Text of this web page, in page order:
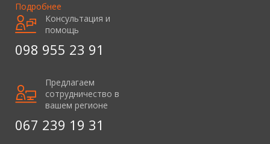
Подробнее
Консультация и
помощь
098 955 23 91
Предлагаем
сотрудничество в
вашем регионе
067 239 19 31